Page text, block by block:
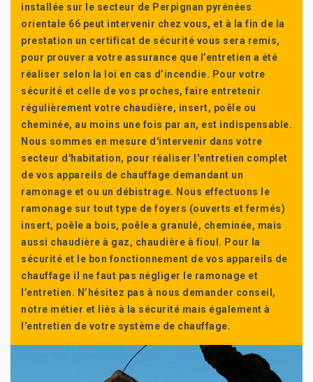
installée sur le secteur de Perpignan pyrénées
orientale 66 peut intervenir chez vous, et à la fin de la
prestation un certificat de sécurité vous sera remis,
pour prouver a votre assurance que l’entretien a été
réaliser selon la loi en cas d’incendie. Pour votre
sécurité et celle de vos proches, faire entretenir
régulièrement votre chaudière, insert, poêle ou
cheminée, au moins une fois par an, est indispensable.
Nous sommes en mesure d'intervenir dans votre
secteur d'habitation, pour réaliser l'entretien complet
de vos appareils de chauffage demandant un
ramonage et ou un débistrage. Nous effectuons le
ramonage sur tout type de foyers (ouverts et fermés)
insert, poêle a bois, poêle a granulé, cheminée, mais
aussi chaudière à gaz, chaudière à fioul. Pour la
sécurité et le bon fonctionnement de vos appareils de
chauffage il ne faut pas négliger le ramonage et
l’entretien. N’hésitez pas à nous demander conseil,
notre métier et liés à la sécurité mais également à
l’entretien de votre système de chauffage.